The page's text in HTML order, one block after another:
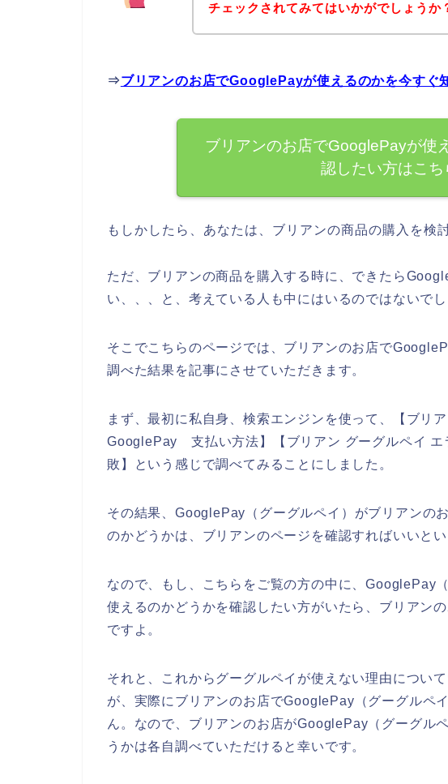
チェックされてみてはいかがでしょうか
⇒ブリアンのお店でGooglePayが使えるのかを今すぐ
ブリアンのお店でGooglePayが使
認したい方はこち
もしかしたら、あなたは、ブリアンの商品の購入を検
ただ、ブリアンの商品を購入する時に、できたら
い、、、と、考えている人も中にはいるのではないでし
そこでこちらのページでは、ブリアンのお店で
調べた結果を記事にさせていただきます。
まず、最初に私自身、検索エンジンを使って、【ブリ
GooglePay 支払い方法】【ブリアン グーグルペイ
敗】という感じで調べてみることにしました。
その結果、GooglePay（グーグルペイ）がブリアンの
のかどうかは、ブリアンのページを確認すればいいと
なので、もし、こちらをご覧の方の中に、GooglePay
使えるのかどうかを確認したい方がいたら、ブリアン
ですよ。
それと、これからグーグルペイが使えない理由につい
が、実際にブリアンのお店でGooglePay（グーグルペ
ん。なので、ブリアンのお店がGooglePay（グーグル
うかは各自調べていただけると幸いです。